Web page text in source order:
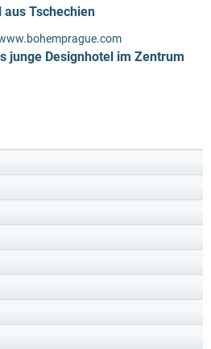
aus Tschechien
junge Designhotel im Zentrum